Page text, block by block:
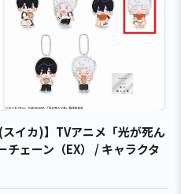
スイカ)】TVアニメ「光が死ん
チェーン（EX） / キャラクタ